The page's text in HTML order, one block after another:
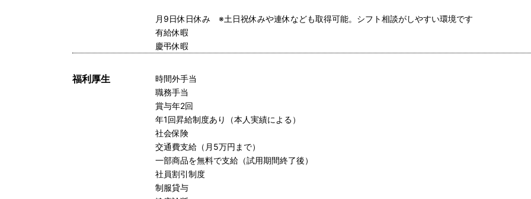
月9日休日休み ※土日祝休みや連休なども取得可能。シフト相談がしやすい環境です
有給休暇
慶弔休暇
福利厚生
時間外手当
職務手当
賞与年2回
年1回昇給制度あり（本人実績による）
社会保険
交通費支給（月5万円まで）
一部商品を無料で支給（試用期間終了後）
社員割引制度
制服貸与